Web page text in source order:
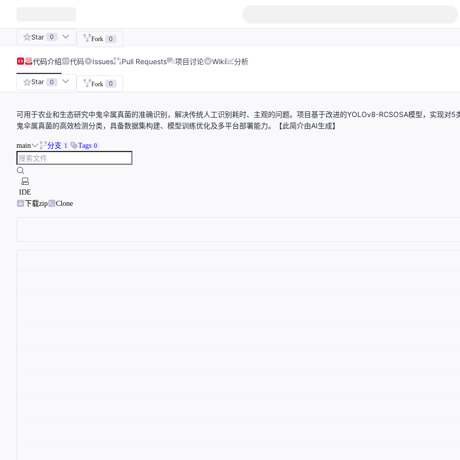
Star 0 Fork 0
代码介绍 代码 Issues Pull Requests 项目讨论 Wiki 分析
Star 0 Fork 0
可用于农业和生态研究中鬼伞属真菌的准确识别，解决传统人工识别耗时、主观的问题。项目基于改进的YOLOv8-RCSOSA模型，实现对5
鬼伞属真菌的高效检测分类，具备数据集构建、模型训练优化及多平台部署能力。【此简介由AI生成】
main 分支 1 Tags 0
IDE
下载zip
Clone